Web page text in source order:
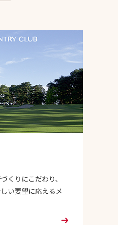
くりにこだわり、
い要望に応えるメ